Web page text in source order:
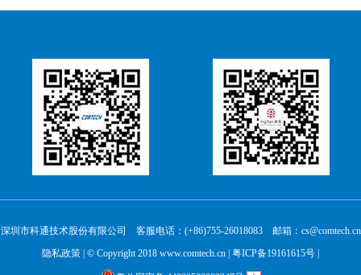
深圳市科通技术股份有限公司 客服电话：(+86)755-26018083 邮箱：cs@comtech.cn
隐私政策 | © Copyright 2018 www.comtech.cn | 粤ICP备19161615号 |